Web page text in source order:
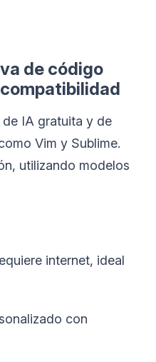
de código
IA gratuita y de
Vim y Sublime.
utilizando modelos
internet, ideal
con